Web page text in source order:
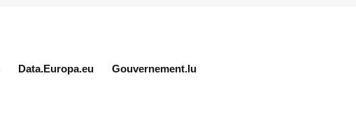
Data.Europa.eu Gouvernement.lu